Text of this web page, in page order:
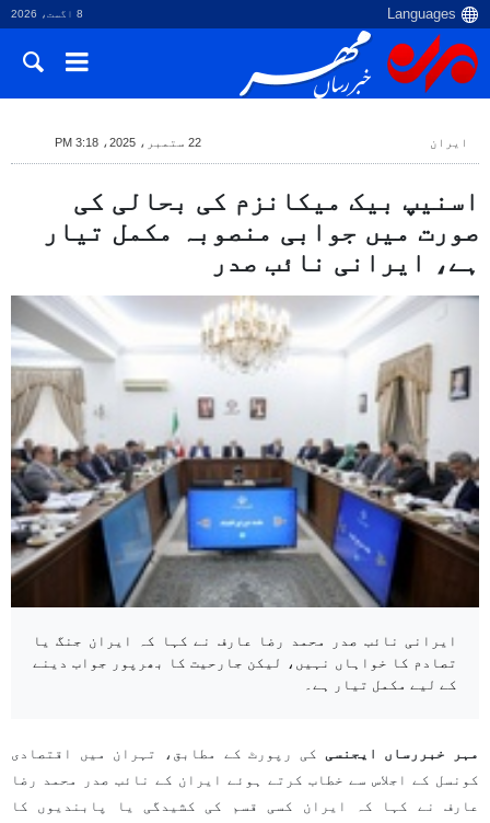
8 اگست، 2026
ایران 22 ستمبر، 2025، 3:18 PM
اسنیپ بیک میکانزم کی بحالی کی
صورت میں جوابی منصوبہ مکمل تیار
ہے، ایرانی نائب صدر
ایرانی نائب صدر محمد رضا عارف نے کہا کہ ایران جنگ یا
تصادم کا خواہاں نہیں، لیکن جارحیت کا بھرپور جواب دینے
کے لیے مکمل تیار ہے۔
مہر خبررساں ایجنسی کی رپورٹ کے مطابق، تہران میں اقتصادی
کونسل کے اجلاس سے خطاب کرتے ہوئے ایران کے نائب صدر محمد رضا
عارف نے کہا کہ ایران کسی قسم کی کشیدگی یا پابندیوں کا